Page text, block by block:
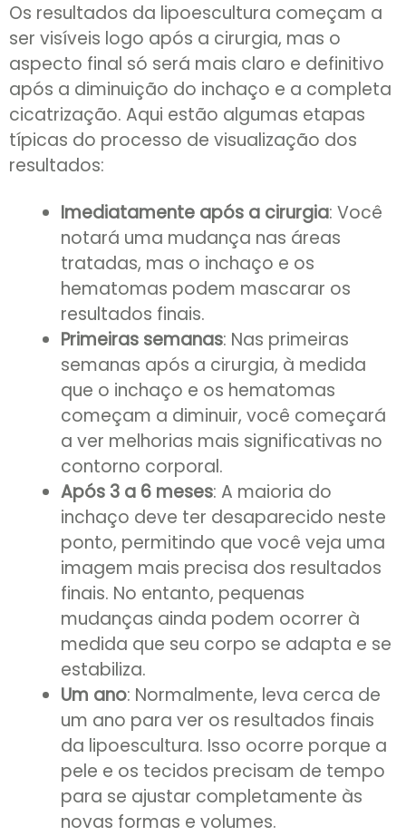
Os resultados da lipoescultura começam a
ser visíveis logo após a cirurgia, mas o
aspecto final só será mais claro e definitivo
após a diminuição do inchaço e a completa
cicatrização. Aqui estão algumas etapas
típicas do processo de visualização dos
resultados:
Imediatamente após a cirurgia: Você
notará uma mudança nas áreas
tratadas, mas o inchaço e os
hematomas podem mascarar os
resultados finais.
Primeiras semanas: Nas primeiras
semanas após a cirurgia, à medida
que o inchaço e os hematomas
começam a diminuir, você começará
a ver melhorias mais significativas no
contorno corporal.
Após 3 a 6 meses: A maioria do
inchaço deve ter desaparecido neste
ponto, permitindo que você veja uma
imagem mais precisa dos resultados
finais. No entanto, pequenas
mudanças ainda podem ocorrer à
medida que seu corpo se adapta e se
estabiliza.
Um ano: Normalmente, leva cerca de
um ano para ver os resultados finais
da lipoescultura. Isso ocorre porque a
pele e os tecidos precisam de tempo
para se ajustar completamente às
novas formas e volumes.